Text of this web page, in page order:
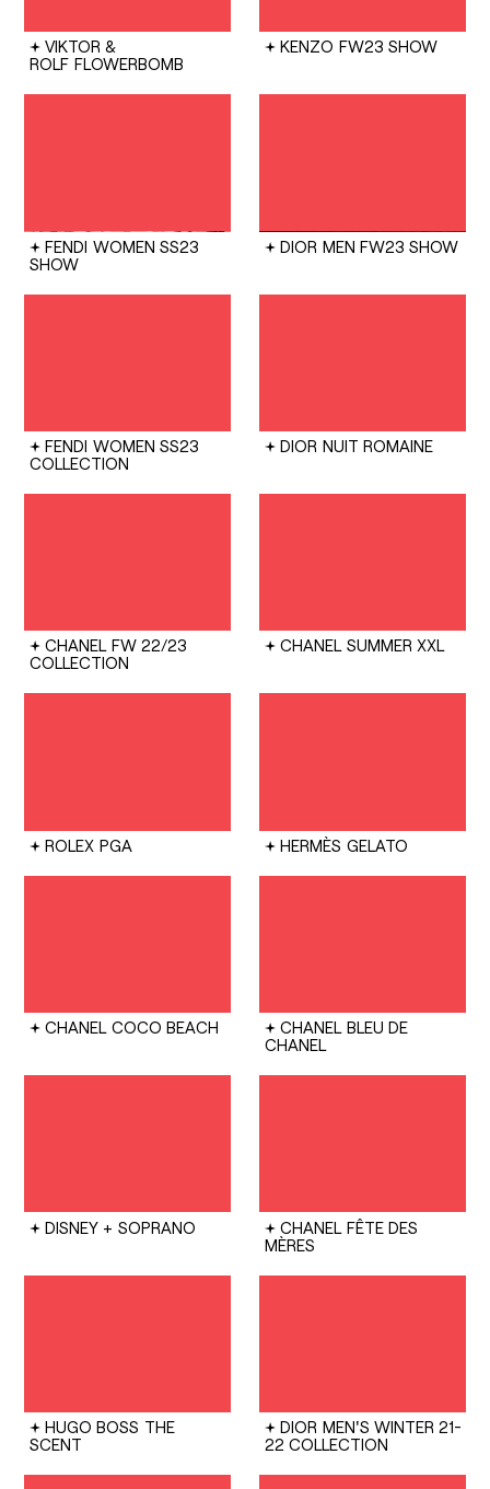
VIKTOR &
ROLF FLOWERBOMB
KENZO FW23 SHOW
FENDI WOMEN SS23
SHOW
DIOR MEN FW23 SHOW
FENDI WOMEN SS23
COLLECTION
DIOR NUIT ROMAINE
CHANEL FW 22/23
COLLECTION
CHANEL SUMMER XXL
ROLEX PGA HERMÈS GELATO
CHANEL COCO BEACH CHANEL BLEU DE
CHANEL
DISNEY + SOPRANO CHANEL FÊTE DES
MÈRES
HUGO BOSS THE
SCENT
DIOR MEN'S WINTER 21-
22 COLLECTION